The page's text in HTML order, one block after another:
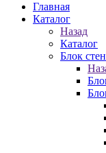
Главная
Каталог
Назад
Каталог
Блок